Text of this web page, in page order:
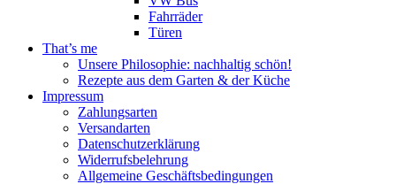
Fahrräder
Türen
That’s me
Unsere Philosophie: nachhaltig schön!
Rezepte aus dem Garten & der Küche
Impressum
Zahlungsarten
Versandarten
Datenschutzerklärung
Widerrufsbelehrung
Allgemeine Geschäftsbedingungen